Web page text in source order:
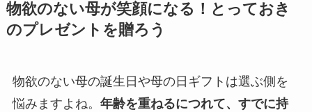
物欲のない母が笑顔になる！とっておき
のプレゼントを贈ろう
物欲のない母の誕生日や母の日ギフトは選ぶ側を
悩みますよね。 年齢を重ねるにつれて、すでに持